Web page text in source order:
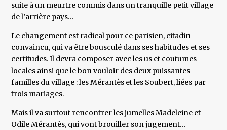
suite à un meurtre commis dans un tranquille petit village
de l’arrière pays…
Le changement est radical pour ce parisien, citadin
convaincu, qui va être bousculé dans ses habitudes et ses
certitudes. Il devra composer avec les us et coutumes
locales ainsi que le bon vouloir des deux puissantes
familles du village : les Mérantès et les Soubert, liées par
trois mariages.
Mais il va surtout rencontrer les jumelles Madeleine et
Odile Mérantès, qui vont brouiller son jugement…